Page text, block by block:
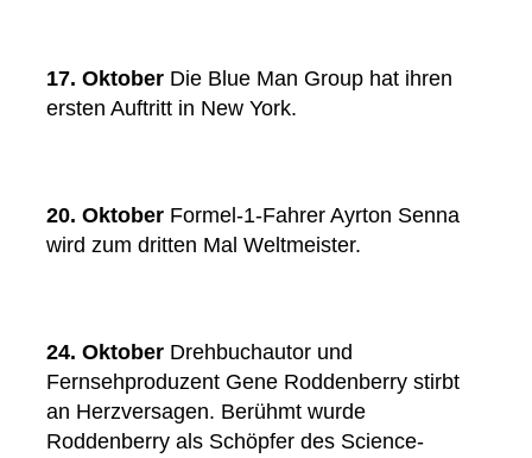
17. Oktober Die Blue Man Group hat ihren
ersten Auftritt in New York.
20. Oktober Formel-1-Fahrer Ayrton Senna
wird zum dritten Mal Weltmeister.
24. Oktober Drehbuchautor und
Fernsehproduzent Gene Roddenberry stirbt
an Herzversagen. Berühmt wurde
Roddenberry als Schöpfer des Science-